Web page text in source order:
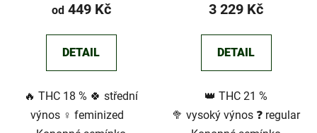
od449 Kč
DETAIL
🔥 THC 18 % 🍀 střední
výnos ♀️ feminized
3 229 Kč
DETAIL
👑 THC 21 %
🥦 vysoký výnos ❓ regular